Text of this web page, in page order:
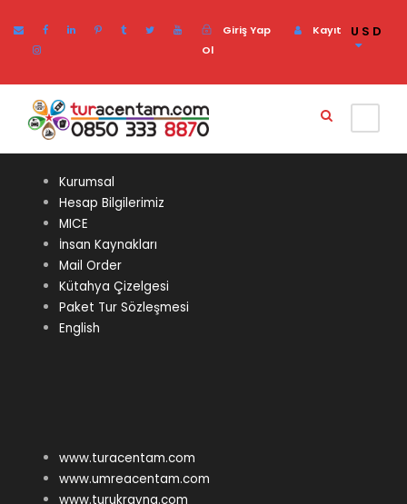
Giriş Yap
Kayıt
Ol
USD
Kurumsal
Hesap Bilgilerimiz
MICE
İnsan Kaynakları
Mail Order
Kütahya Çizelgesi
Paket Tur Sözleşmesi
English
www.turacentam.com
www.umreacentam.com
www.turukrayna.com